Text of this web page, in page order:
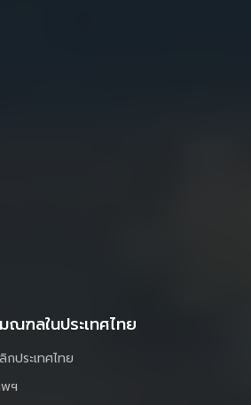
ณฑลในประเทศไทย
ประเทศไทย
ฯ